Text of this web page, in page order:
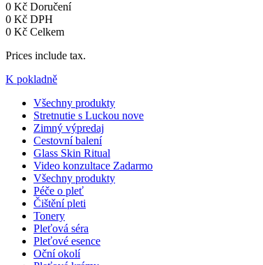
0 Kč Doručení
0 Kč DPH
0 Kč Celkem
Prices include tax.
K pokladně
Všechny produkty
Stretnutie s Luckou nove
Zimný výpredaj
Cestovní balení
Glass Skin Ritual
Video konzultace Zadarmo
Všechny produkty
Péče o pleť
Čištění pleti
Tonery
Pleťová séra
Pleťové esence
Oční okolí